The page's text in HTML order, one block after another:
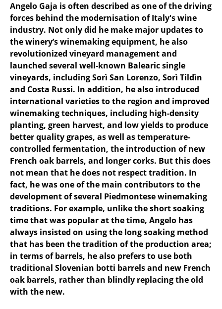
Angelo Gaja is often described as one of the driving
forces behind the modernisation of Italy's wine
industry. Not only did he make major updates to
the winery’s winemaking equipment, he also
revolutionized vineyard management and
launched several well-known Balearic single
vineyards, including Sorì San Lorenzo, Sorì Tildìn
and Costa Russi. In addition, he also introduced
international varieties to the region and improved
winemaking techniques, including high-density
planting, green harvest, and low yields to produce
better quality grapes, as well as temperature-
controlled fermentation, the introduction of new
French oak barrels, and longer corks. But this does
not mean that he does not respect tradition. In
fact, he was one of the main contributors to the
development of several Piedmontese winemaking
traditions. For example, unlike the short soaking
time that was popular at the time, Angelo has
always insisted on using the long soaking method
that has been the tradition of the production area;
in terms of barrels, he also prefers to use both
traditional Slovenian botti barrels and new French
oak barrels, rather than blindly replacing the old
with the new.